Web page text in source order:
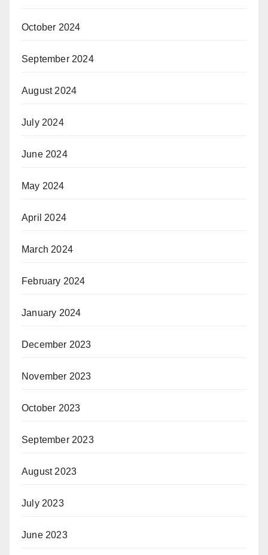
October 2024
September 2024
August 2024
July 2024
June 2024
May 2024
April 2024
March 2024
February 2024
January 2024
December 2023
November 2023
October 2023
September 2023
August 2023
July 2023
June 2023